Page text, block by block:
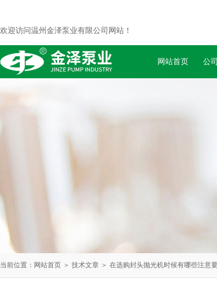
欢迎访问温州金泽泵业有限公司网站！
网站首页 公
当前位置： 网站首页 ＞ 技术文章 ＞ 在选购封头抛光机时候有哪些注意